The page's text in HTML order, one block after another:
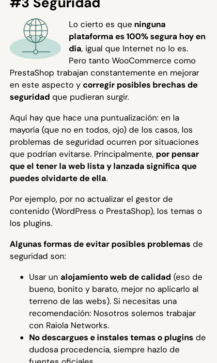
Lo cierto es que ninguna
plataforma es 100% segura hoy en
día, igual que Internet no lo es.
Pero tanto WooCommerce como
PrestaShop trabajan constantemente en mejorar
en este aspecto y corregir posibles brechas de
seguridad que pudieran surgir.
Aquí hay que hace una puntualización: en la
mayoría (que no en todos, ojo) de los casos, los
problemas de seguridad ocurren por situaciones
que podrían evitarse. Principalmente, por pensar
que el tener la web lista y lanzada significa que
puedes olvidarte de ella.
Por ejemplo, por no actualizar el gestor de
contenido (WordPress o PrestaShop), los temas o
los plugins.
Algunas formas de evitar posibles problemas de
seguridad son:
Usar un alojamiento web de calidad (eso de
bueno, bonito y barato, mejor no aplicarlo al
terreno de las webs). Si necesitas una
recomendación: Nosotros solemos trabajar
con Raiola Networks.
No descargues e instales temas o plugins de
dudosa procedencia, siempre hazlo de